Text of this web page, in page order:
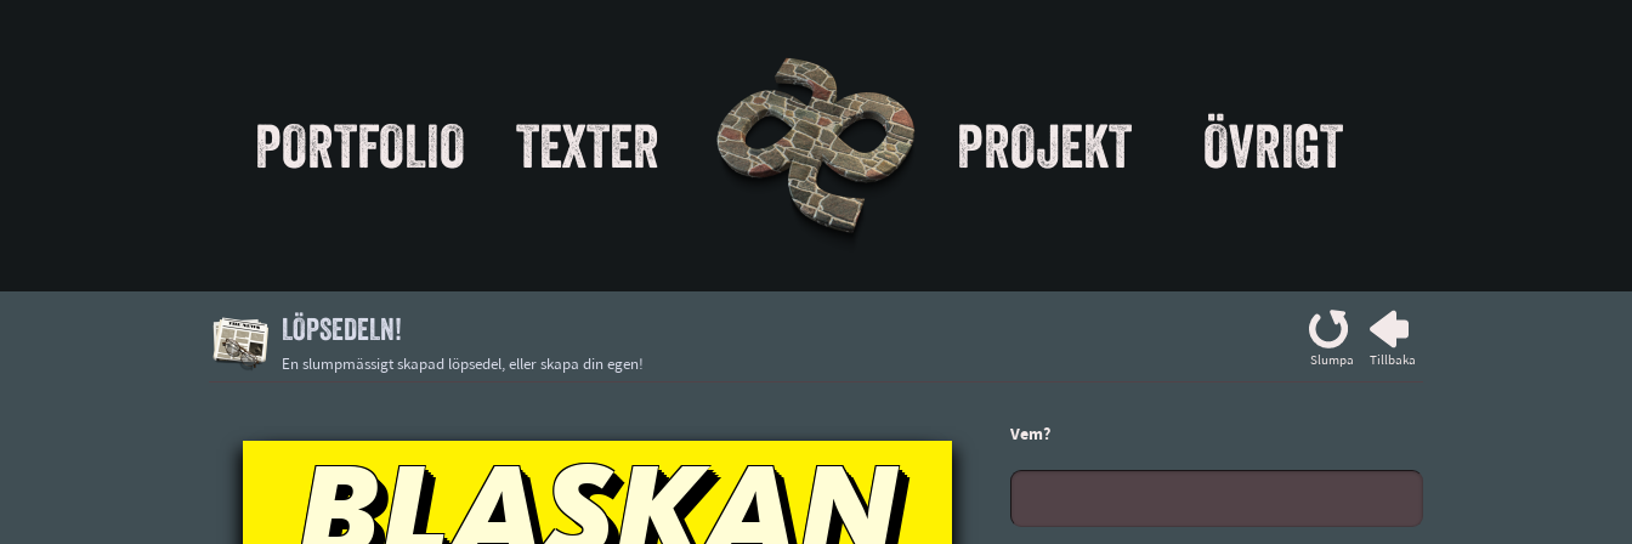
PORTFOLIO TEXTER PROJEKT ÖVRIGT
LÖPSEDELN!
En slumpmässigt skapad löpsedel, eller skapa din egen! Slumpa Tillbaka
Vem?